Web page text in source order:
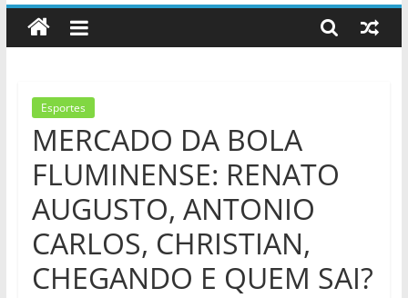
Esportes
MERCADO DA BOLA
FLUMINENSE: RENATO
AUGUSTO, ANTONIO
CARLOS, CHRISTIAN,
CHEGANDO E QUEM SAI?